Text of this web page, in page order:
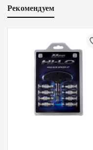
Рекомендуем